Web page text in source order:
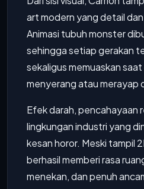
art modern yang detail
Animasi tubuh monster
sehingga setiap gerakan
sekaligus memuaskan
menyerang atau merayap
Efek darah, pencahayaan
lingkungan industri yang
kesan horor. Meski tampil
berhasil memberi rasa
menekan, dan penuh